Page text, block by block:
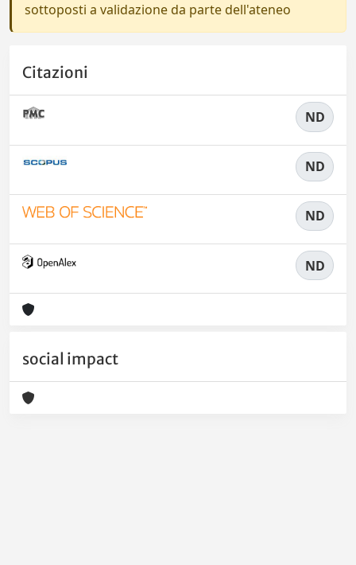
sottoposti a validazione da parte dell'ateneo
Citazioni
ND
ND
ND
ND
social impact